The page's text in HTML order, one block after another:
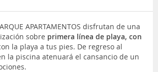
APARTAMENTOS disfrutan de una
sobre primera línea de playa, con
la playa a tus pies. De regreso al
la piscina atenuará el cansancio de un